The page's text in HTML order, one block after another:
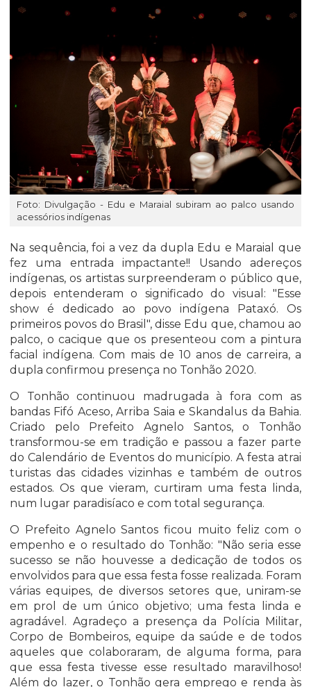
Foto: Divulgação - Edu e Maraial subiram ao palco usando
acessórios indígenas
Na sequência, foi a vez da dupla Edu e Maraial que
fez uma entrada impactante!! Usando adereços
indígenas, os artistas surpreenderam o público que,
depois entenderam o significado do visual: "Esse
show é dedicado ao povo indígena Pataxó. Os
primeiros povos do Brasil", disse Edu que, chamou ao
palco, o cacique que os presenteou com a pintura
facial indígena. Com mais de 10 anos de carreira, a
dupla confirmou presença no Tonhão 2020.
O Tonhão continuou madrugada à fora com as
bandas Fifó Aceso, Arriba Saia e Skandalus da Bahia.
Criado pelo Prefeito Agnelo Santos, o Tonhão
transformou-se em tradição e passou a fazer parte
do Calendário de Eventos do município. A festa atrai
turistas das cidades vizinhas e também de outros
estados. Os que vieram, curtiram uma festa linda,
num lugar paradisíaco e com total segurança.
O Prefeito Agnelo Santos ficou muito feliz com o
empenho e o resultado do Tonhão: "Não seria esse
sucesso se não houvesse a dedicação de todos os
envolvidos para que essa festa fosse realizada. Foram
várias equipes, de diversos setores que, uniram-se
em prol de um único objetivo; uma festa linda e
agradável. Agradeço a presença da Polícia Militar,
Corpo de Bombeiros, equipe da saúde e de todos
aqueles que colaboraram, de alguma forma, para
que essa festa tivesse esse resultado maravilhoso!
Além do lazer, o Tonhão gera emprego e renda às